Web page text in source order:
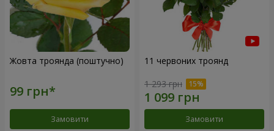
Жовта троянда (поштучно)
Замовити
11 червоних троянд
1 293 грн
Замовити